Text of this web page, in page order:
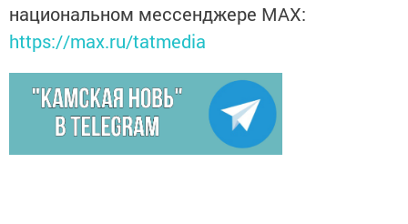
национальном мессенджере MАХ:
https://max.ru/tatmedia